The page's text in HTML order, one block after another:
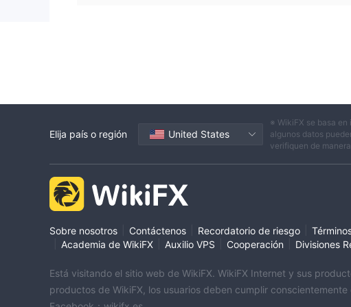
Elija país o región United States
※ WikiFX se basa
algunos datos
verifiquen de
Sobre nosotros Contáctenos Recordatorio de riesgo
Academia de WikiFX Auxilio VPS Cooperación Divisiones
Está visitando el sitio web de WikiFX. WikiFX Internet y sus
productos de WikiFX, los usuarios deben cumplir